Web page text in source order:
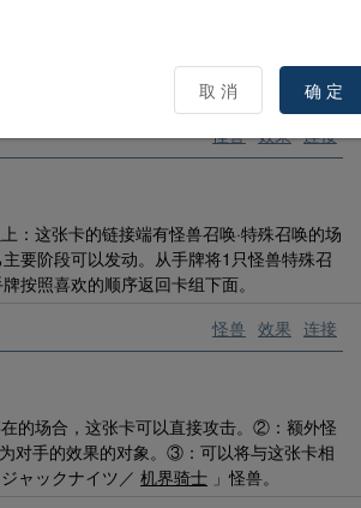
怪兽 效果 连接
这张卡的链接端有怪兽召唤·特殊召唤的场
要阶段可以发动。从手牌将1只怪兽特殊召
按照喜欢的顺序返回卡组下面。
怪兽 效果 连接
的场合，这张卡可以直接攻击。②：额外怪
对手的效果的对象。③：可以将与这张卡相
ャックナイツ／ 机界骑士 」怪兽。
取 消 确 定